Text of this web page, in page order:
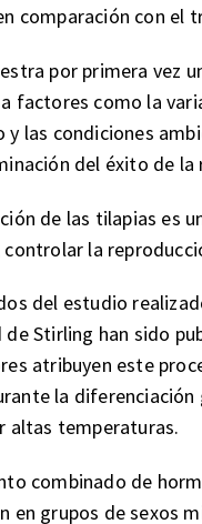
comparación con el
por primera vez
factores como la
las condiciones
del éxito de la
de las tilapias es
controlar la
del estudio
de Stirling han sido
atribuyen este
la
altas temperaturas.
combinado de
en grupos de sexos